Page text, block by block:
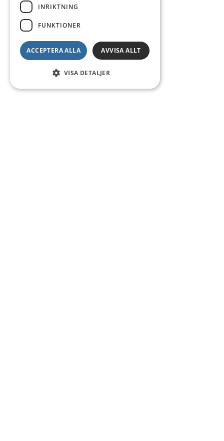
INRIKTNING
FUNKTIONER
ACCEPTERA ALLA AVVISA ALLT
VISA DETALJER